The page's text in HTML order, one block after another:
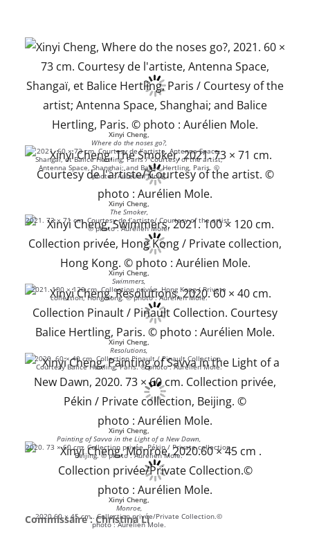
Xinyi Cheng,
Where do the noses go?,
2021. 60 × 73 cm. Courtesy de l’artiste, Antenna Space,
Shangaï, et Balice Hertling, Paris / Courtesy of the artist;
Antenna Space, Shanghai; and Balice Hertling, Paris. ©
photo : Aurélien Mole.
Xinyi Cheng,
The Smoker,
2021. 73 × 71 cm. Courtesy de l’artiste/ Courtesy of the artist.
© photo : Aurélien Mole.
Xinyi Cheng,
Swimmers,
2021. 100 × 120 cm. Collection privée, Hong Kong / Private
collection, Hong Kong. © photo : Aurélien Mole.
Xinyi Cheng,
Resolutions,
2020. 60 × 40 cm. Collection Pinault / Pinault Collection.
Courtesy Balice Hertling, Paris. © photo : Aurélien Mole.
Xinyi Cheng,
Painting of Savva in the Light of a New Dawn,
2020. 73 × 60 cm. Collection privée, Pékin / Private collection,
Beijing. © photo : Aurélien Mole.
Xinyi Cheng,
Monroe,
2020.60 × 45 cm . Collection privée/Private Collection.©
photo : Aurélien Mole.
Commissaire : Christina Li